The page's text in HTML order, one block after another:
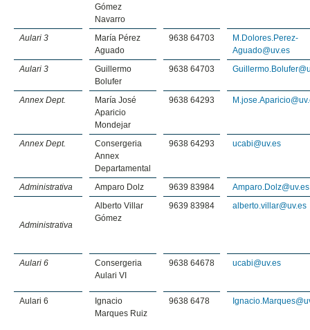
Gómez
Navarro
Aulari 3
María Pérez
Aguado
9638 64703
M.Dolores.Perez-
Aguado@uv.es
Aulari 3
Guillermo
Bolufer
9638 64703
Annex Dept.
María José
Aparicio
Mondejar
9638 64293
Annex Dept.
Consergeria
Annex
Departamental
9638 64293 ucabi@uv.es
Administrativa Amparo Dolz 9639 83984 Amparo.Dolz@uv.es
Administrativa
Alberto Villar
Gómez
9639 83984 alberto.villar@uv.es
Aulari 6
Consergeria
Aulari VI
9638 64678 ucabi@uv.es
Aulari 6
Ignacio
Marques Ruiz
9638 6478